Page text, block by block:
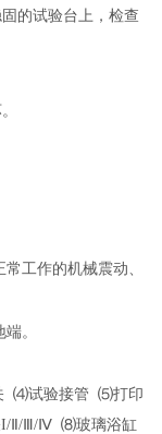
的试验台上，检查
工作的机械震动、
。
⑷试验接管 ⑸打印
I/Ⅱ/Ⅲ/Ⅳ ⑻玻璃浴缸